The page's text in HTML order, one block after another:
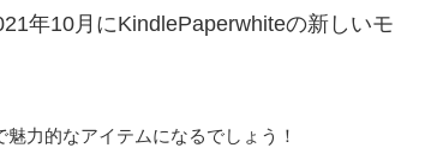
年10月にKindlePaperwhiteの新しいモ
力的なアイテムになるでしょう！